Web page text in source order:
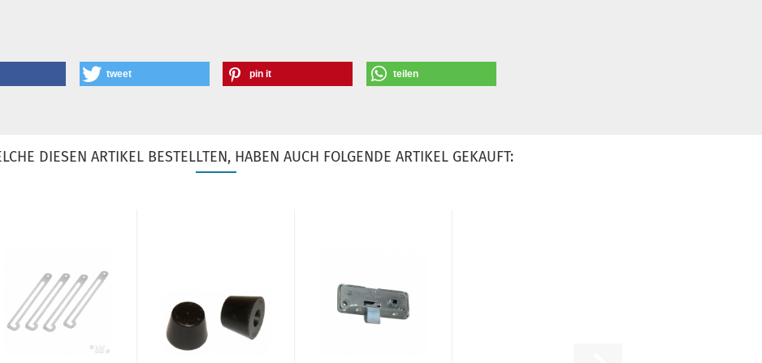
tweet pin it teilen
DIESEN ARTIKEL BESTELLTEN, HABEN AUCH FOLGENDE ARTIKEL GEKAUFT: